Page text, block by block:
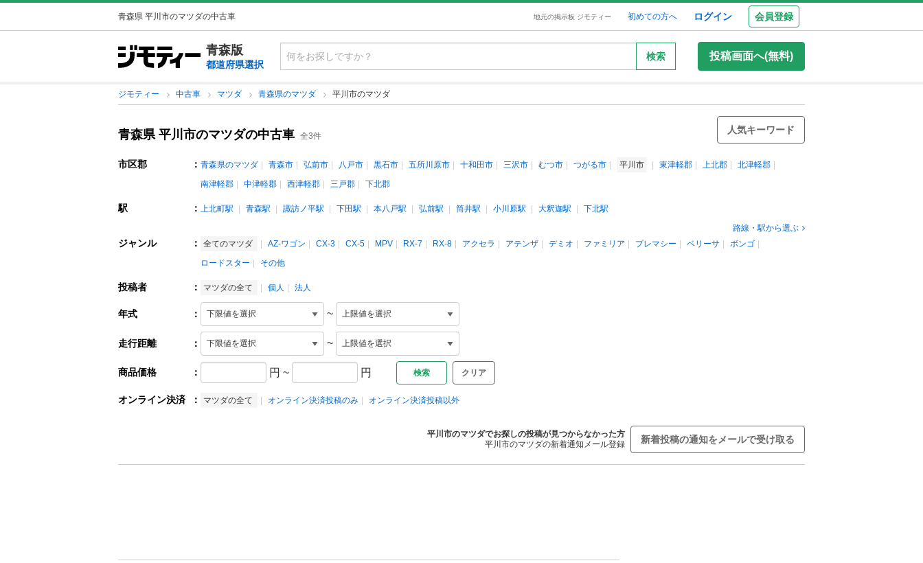
青森県 平川市のマツダの中古車 地元の掲示板 ジモティー 初めての方へ ログイン 会員登録
青森版
都道府県選択
検索 投稿画面へ(無料)
ジモティー 中古車 マツダ 青森県のマツダ 平川市のマツダ
青森県 平川市のマツダの中古車 全3件
人気キーワード
市区郡 ： 青森県のマツダ 青森市 弘前市 八戸市 黒石市 五所川原市 十和田市 三沢市 むつ市 つがる市 平川市 東津軽郡 上北郡
北津軽郡
南津軽郡
中津軽郡 西津軽郡 三戸郡 下北郡
駅 ： 上北町駅 青森駅 諏訪ノ平駅 下田駅 本八戸駅 弘前駅 筒井駅 小川原駅 大釈迦駅
下北駅
路線・駅から選ぶ
ジャンル ： 全てのマツダ AZ-ワゴン CX-3 CX-5 MPV RX-7 RX-8 アクセラ アテンザ デミオ ファミリア プレマシー ベリーサ
ボンゴ
ロードスター
その他
投稿者 ： マツダの全て 個人 法人
年式 ： ~
走行距離 ： ~
商品価格 ： 円 ~ 円 クリア
オンライン決済 ： マツダの全て オンライン決済投稿のみ オンライン決済投稿以外
平川市のマツダでお探しの投稿が見つからなかった方
平川市のマツダの新着通知メール登録
新着投稿の通知をメールで受け取る